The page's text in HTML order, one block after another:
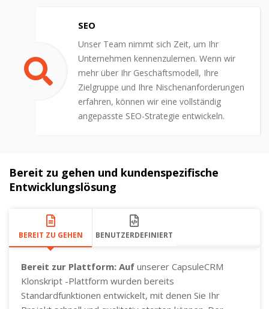
SEO
Unser Team nimmt sich Zeit, um Ihr
Unternehmen kennenzulernen. Wenn wir
mehr über Ihr Geschäftsmodell, Ihre
Zielgruppe und Ihre Nischenanforderungen
erfahren, können wir eine vollständig
angepasste SEO-Strategie entwickeln.
Bereit zu gehen und kundenspezifische
Entwicklungslösung
BEREIT ZU GEHEN BENUTZERDEFINIERT
Bereit zur Plattform: Auf unserer CapsuleCRM
Klonskript -Plattform wurden bereits
Standardfunktionen entwickelt, mit denen Sie Ihr